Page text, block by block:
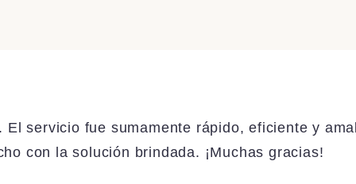
El servicio fue sumamente rápido, eficiente y
con la solución brindada. ¡Muchas gracias!